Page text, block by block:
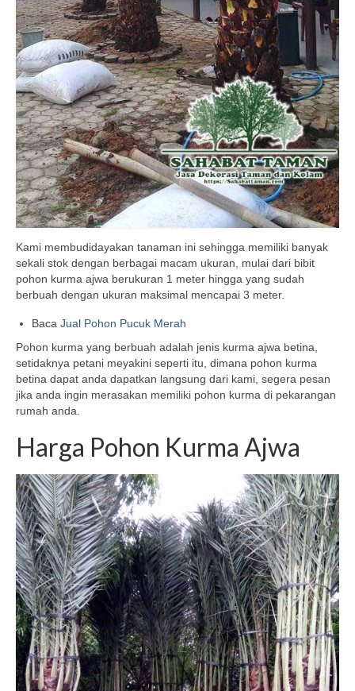
Kami membudidayakan tanaman ini sehingga memiliki banyak
sekali stok dengan berbagai macam ukuran, mulai dari bibit
pohon kurma ajwa berukuran 1 meter hingga yang sudah
berbuah dengan ukuran maksimal mencapai 3 meter.
Baca Jual Pohon Pucuk Merah
Pohon kurma yang berbuah adalah jenis kurma ajwa betina,
setidaknya petani meyakini seperti itu, dimana pohon kurma
betina dapat anda dapatkan langsung dari kami, segera pesan
jika anda ingin merasakan memiliki pohon kurma di pekarangan
rumah anda.
Harga Pohon Kurma Ajwa